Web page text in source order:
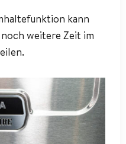
kann
weitere Zeit im